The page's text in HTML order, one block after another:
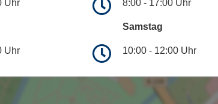
Uhr
Uhr
8:00 - 17:00 Uhr
Samstag
10:00 - 12:00 Uhr